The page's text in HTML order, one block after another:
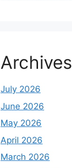
Archives
July 2026
June 2026
May 2026
April 2026
March 2026